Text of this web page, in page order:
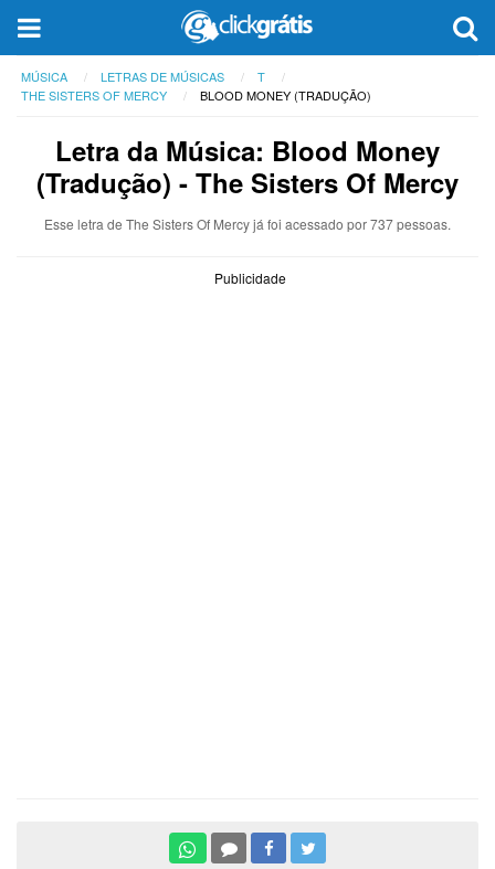
MÚSICA LETRAS DE MÚSICAS
T
THE SISTERS OF MERCY
BLOOD MONEY (TRADUÇÃO)
Letra da Música: Blood Money
(Tradução) - The Sisters Of Mercy
Esse letra de The Sisters Of Mercy já foi acessado por 737 pessoas.
Publicidade